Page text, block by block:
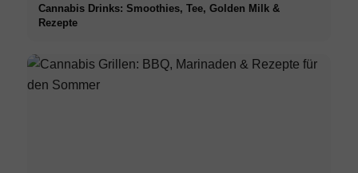
Cannabis Drinks: Smoothies, Tee, Golden Milk &
Rezepte